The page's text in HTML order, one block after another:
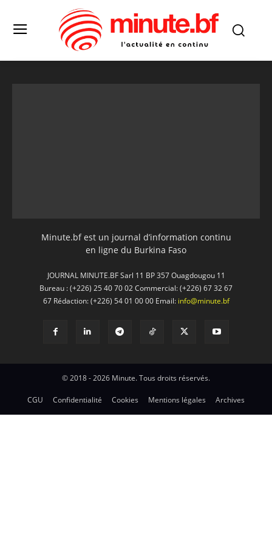
Minute.bf est un journal d’information continu
en ligne du Burkina Faso
JOURNAL MINUTE.BF Sarl 11 BP 357 Ouagdougou 11
Bureau : (+226) 25 40 70 02 Commercial: (+226) 67 32 67
67 Rédaction: (+226) 54 01 00 00 Email: info@minute.bf
© 2018 - 2026 Minute. Tous droits réservés.
CGU Confidentialité Cookies Mentions légales Archives